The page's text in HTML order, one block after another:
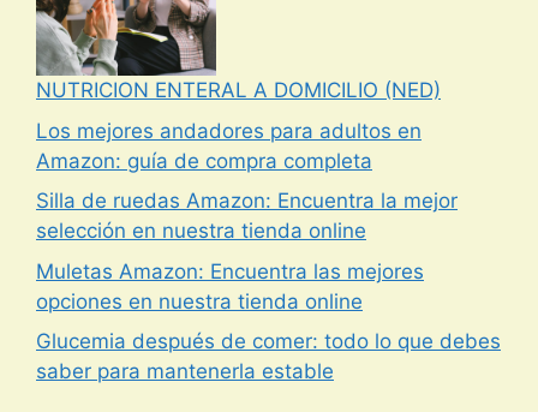
NUTRICION ENTERAL A DOMICILIO (NED)
Los mejores andadores para adultos en
Amazon: guía de compra completa
Silla de ruedas Amazon: Encuentra la mejor
selección en nuestra tienda online
Muletas Amazon: Encuentra las mejores
opciones en nuestra tienda online
Glucemia después de comer: todo lo que debes
saber para mantenerla estable